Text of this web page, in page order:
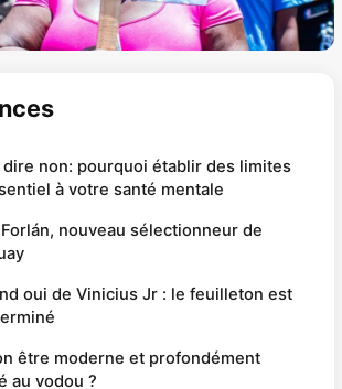
dire non: pourquoi établir des limites
à votre santé mentale
nouveau sélectionneur de
oui de Vinicius Jr : le feuilleton est
être moderne et profondément
au vodou ?